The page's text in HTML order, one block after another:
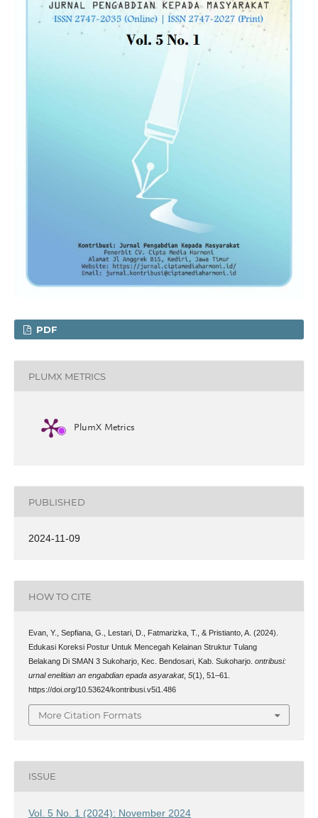
PDF
PLUMX METRICS
PlumX Metrics
PUBLISHED
2024-11-09
HOW TO CITE
Evan, Y., Sepfiana, G., Lestari, D., Fatmarizka, T., & Pristianto, A. (2024).
Edukasi Koreksi Postur Untuk Mencegah Kelainan Struktur Tulang
Belakang Di SMAN 3 Sukoharjo, Kec. Bendosari, Kab. Sukoharjo. ontribusi:
urnal enelitian an engabdian epada asyarakat, 5(1), 51–61.
https://doi.org/10.53624/kontribusi.v5i1.486
More Citation Formats
ISSUE
Vol. 5 No. 1 (2024): November 2024